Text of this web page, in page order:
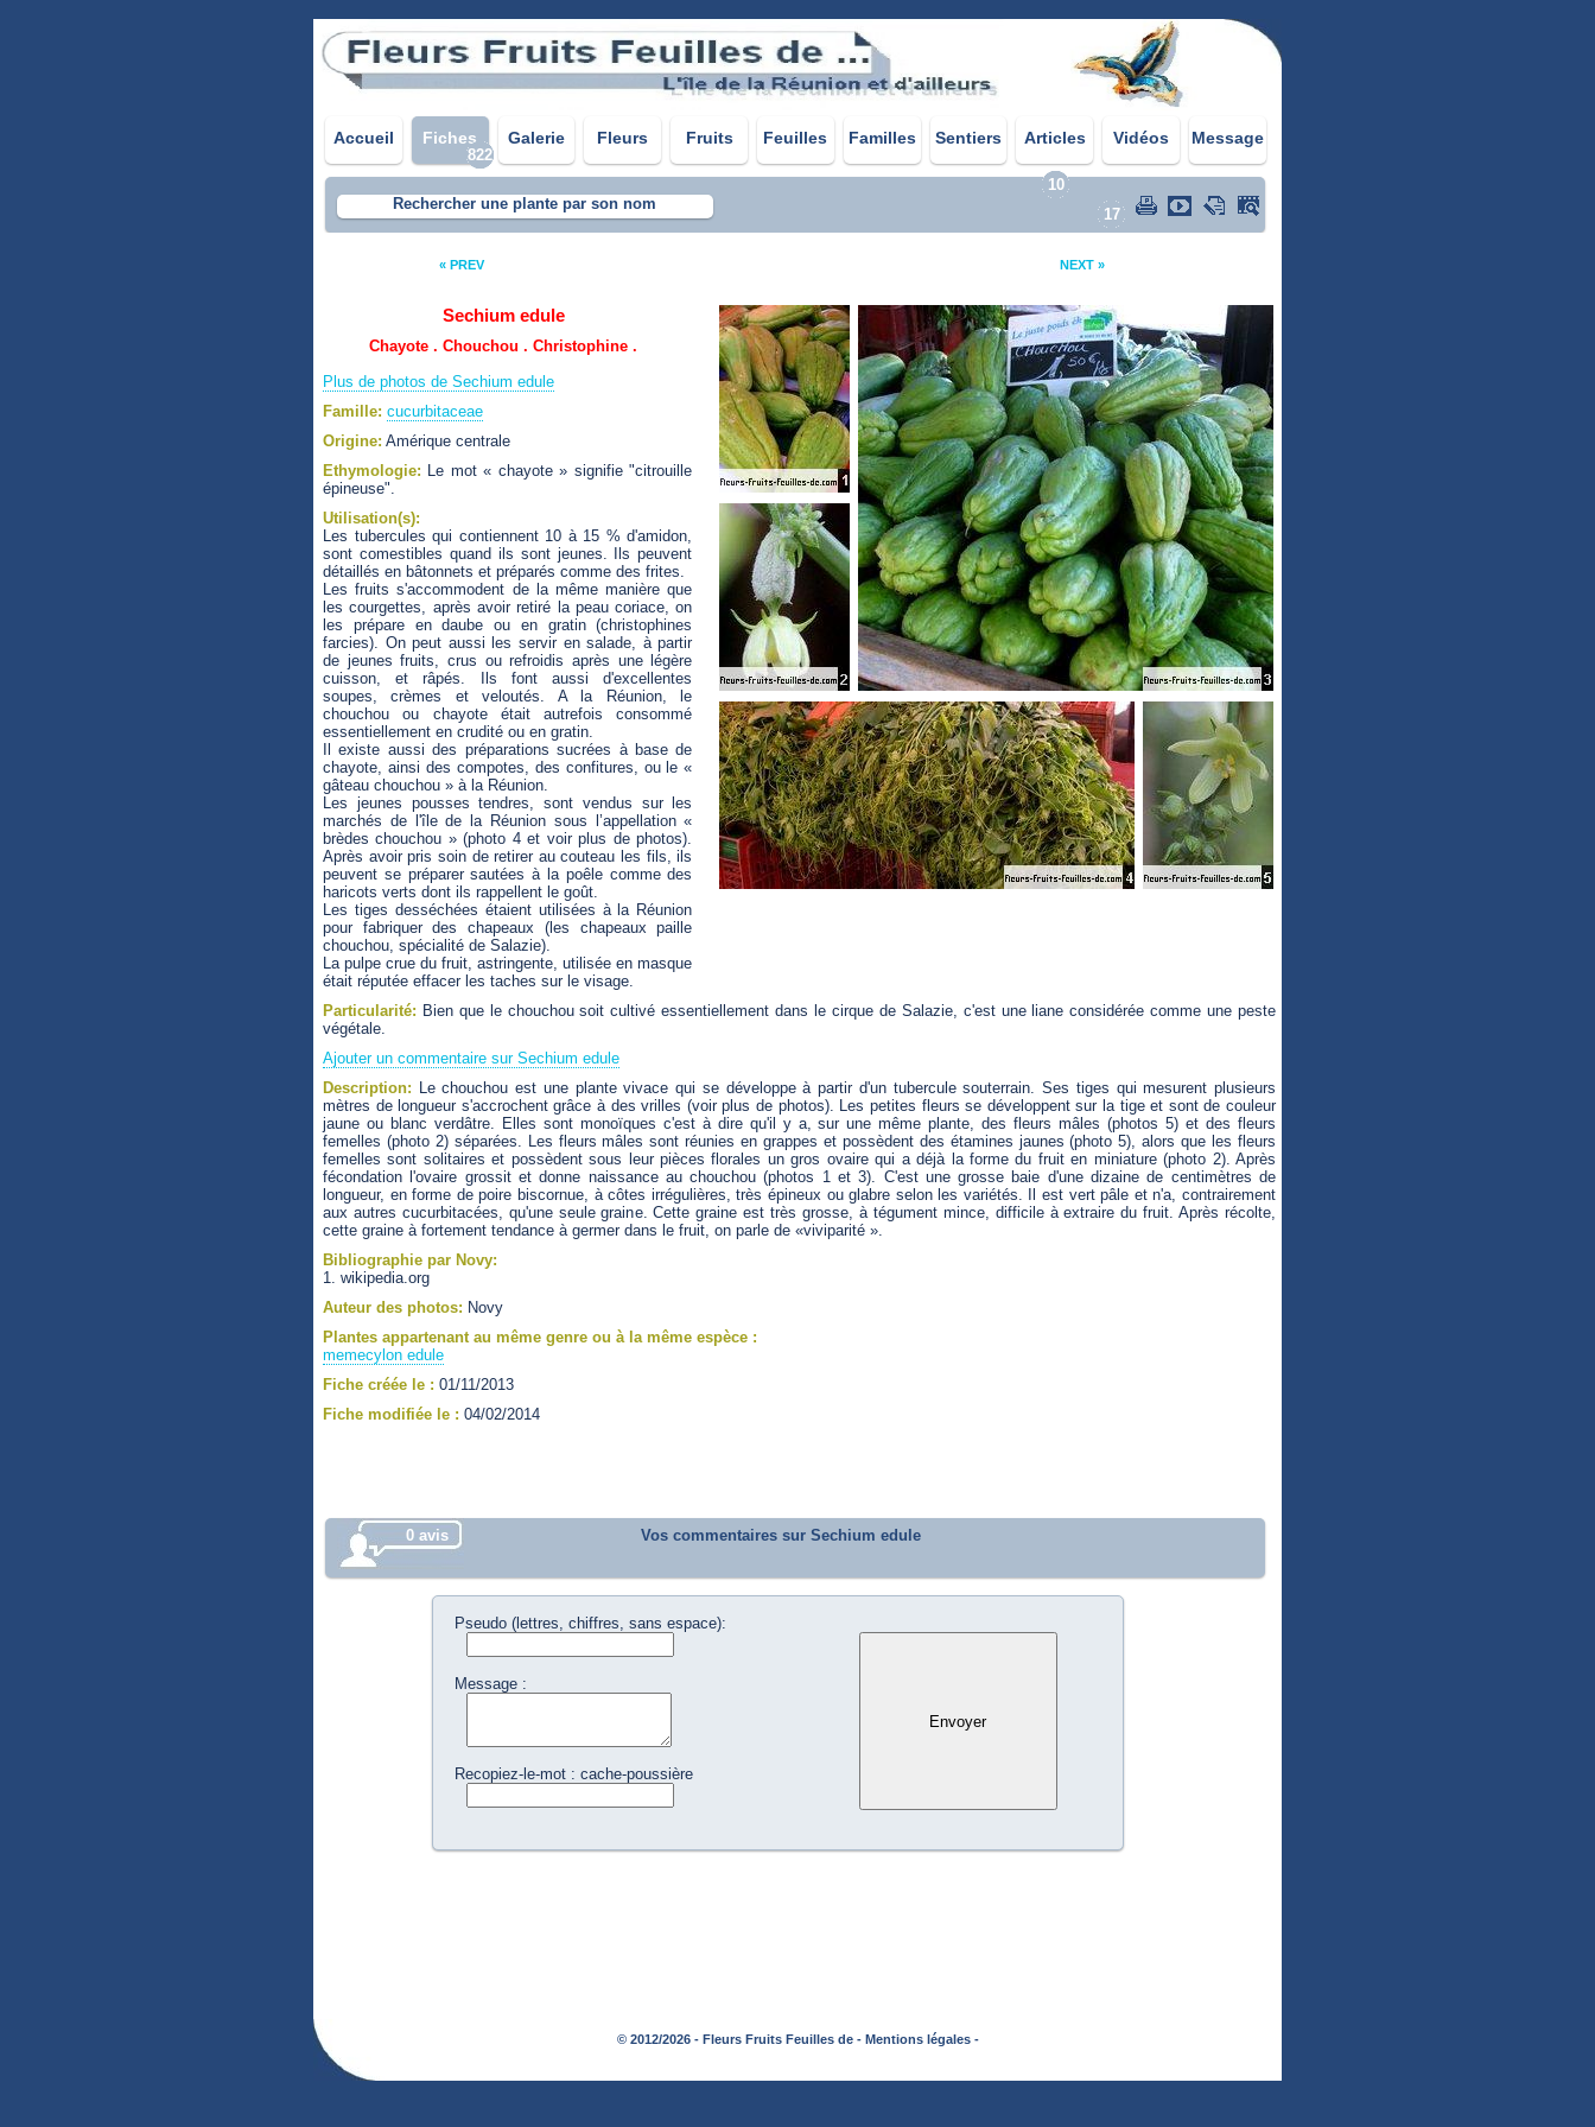
Accueil Fiches Galerie Fleurs Fruits Feuilles Familles Sentiers Articles Vidéos Message
822
10
17
Rechercher une plante par son nom
« PREV NEXT »
Sechium edule
Chayote . Chouchou . Christophine .
Plus de photos de Sechium edule
Famille: cucurbitaceae
Origine: Amérique centrale
Ethymologie: Le mot « chayote » signifie "citrouille
épineuse".
Utilisation(s):
Les tubercules qui contiennent 10 à 15 % d'amidon,
sont comestibles quand ils sont jeunes. Ils peuvent
détaillés en bâtonnets et préparés comme des frites.
Les fruits s'accommodent de la même manière que
les courgettes, après avoir retiré la peau coriace, on
les prépare en daube ou en gratin (christophines
farcies). On peut aussi les servir en salade, à partir
de jeunes fruits, crus ou refroidis après une légère
cuisson, et râpés. Ils font aussi d'excellentes
soupes, crèmes et veloutés. A la Réunion, le
chouchou ou chayote était autrefois consommé
essentiellement en crudité ou en gratin.
Il existe aussi des préparations sucrées à base de
chayote, ainsi des compotes, des confitures, ou le «
gâteau chouchou » à la Réunion.
Les jeunes pousses tendres, sont vendus sur les
marchés de l'île de la Réunion sous l’appellation «
brèdes chouchou » (photo 4 et voir plus de photos).
Après avoir pris soin de retirer au couteau les fils, ils
peuvent se préparer sautées à la poêle comme des
haricots verts dont ils rappellent le goût.
Les tiges desséchées étaient utilisées à la Réunion
pour fabriquer des chapeaux (les chapeaux paille
chouchou, spécialité de Salazie).
La pulpe crue du fruit, astringente, utilisée en masque
était réputée effacer les taches sur le visage.
Particularité: Bien que le chouchou soit cultivé essentiellement dans le cirque de Salazie, c'est une liane considérée comme une peste
végétale.
Ajouter un commentaire sur Sechium edule
Description: Le chouchou est une plante vivace qui se développe à partir d'un tubercule souterrain. Ses tiges qui mesurent plusieurs
mètres de longueur s'accrochent grâce à des vrilles (voir plus de photos). Les petites fleurs se développent sur la tige et sont de couleur
jaune ou blanc verdâtre. Elles sont monoïques c'est à dire qu'il y a, sur une même plante, des fleurs mâles (photos 5) et des fleurs
femelles (photo 2) séparées. Les fleurs mâles sont réunies en grappes et possèdent des étamines jaunes (photo 5), alors que les fleurs
femelles sont solitaires et possèdent sous leur pièces florales un gros ovaire qui a déjà la forme du fruit en miniature (photo 2). Après
fécondation l'ovaire grossit et donne naissance au chouchou (photos 1 et 3). C'est une grosse baie d'une dizaine de centimètres de
longueur, en forme de poire biscornue, à côtes irrégulières, très épineux ou glabre selon les variétés. Il est vert pâle et n'a, contrairement
aux autres cucurbitacées, qu'une seule graine. Cette graine est très grosse, à tégument mince, difficile à extraire du fruit. Après récolte,
cette graine à fortement tendance à germer dans le fruit, on parle de «viviparité ».
Bibliographie par Novy:
1. wikipedia.org
Auteur des photos: Novy
Plantes appartenant au même genre ou à la même espèce :
memecylon edule
Fiche créée le : 01/11/2013
Fiche modifiée le : 04/02/2014
0 avis Vos commentaires sur Sechium edule
Pseudo (lettres, chiffres, sans espace):
Message :
Recopiez-le-mot : cache-poussière
© 2012/2026 - Fleurs Fruits Feuilles de - Mentions légales -